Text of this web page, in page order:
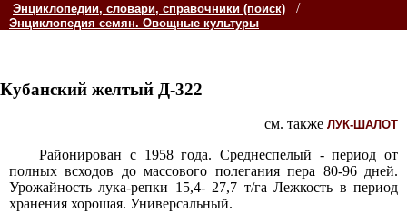
Энциклопедии, словари, справочники (поиск) /
Энциклопедия семян. Овощные культуры
Кубанский желтый Д-322
см. также ЛУК-ШАЛОТ
Районирован с 1958 года. Среднеспелый - период от
полных всходов до массового полегания пера 80-96 дней.
Урожайность лука-репки 15,4- 27,7 т/га Лежкость в период
хранения хорошая. Универсальный.